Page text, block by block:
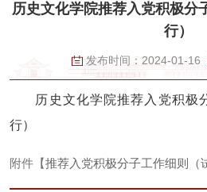
历史文化学院推荐入党积极分
行）
发布时间： 2024-01-16
历史文化学院推荐入党积极
行）
附件【推荐入党积极分子工作细则（